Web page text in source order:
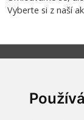
Vyberte si z naší
Obchodní
Zpracování a